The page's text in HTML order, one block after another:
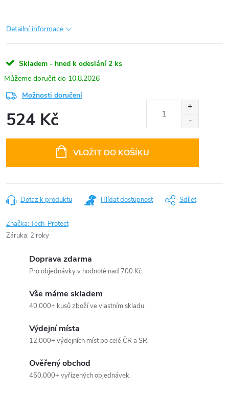
Detailní informace
Skladem - hned k odeslání 2 ks
10.8.2026
Možnosti doručení
524 Kč
VLOŽIT DO KOŠÍKU
Dotaz k produktu Hlídat dostupnost Sdílet
Značka:Tech-Protect
Záruka: 2 roky
Doprava zdarma
Pro objednávky v hodnotě nad 700 Kč.
Vše máme skladem
40.000+ kusů zboží ve vlastním skladu.
Výdejní místa
12.000+ výdejních míst po celé ČR a SR.
Ověřený obchod
450.000+ vyřízených objednávek.